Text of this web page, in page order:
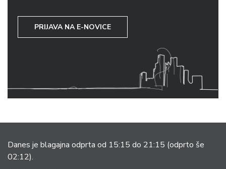
PRIJAVA NA E-NOVICE
Danes je blagajna odprta od 15:15 do 21:15 (odprto še
02:12).